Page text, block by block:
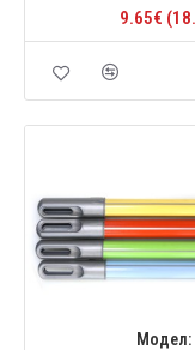
9.65€
Модел: